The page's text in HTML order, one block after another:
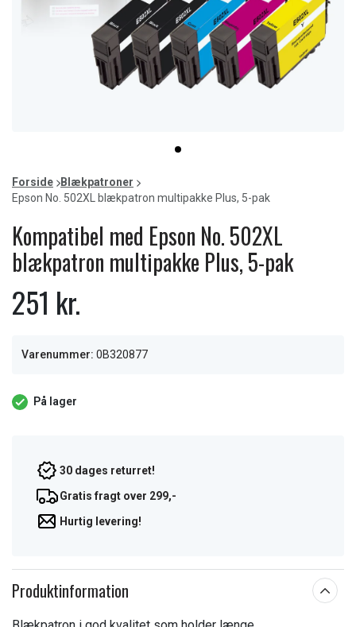
item
of
1
Forside
Blækpatroner
Epson No. 502XL blækpatron multipakke Plus, 5-pak
Kompatibel med Epson No. 502XL
blækpatron multipakke Plus, 5-pak
251 kr.
Varenummer: 0B320877
På lager
30 dages returret!
Gratis fragt over 299,-
Hurtig levering!
Produktinformation